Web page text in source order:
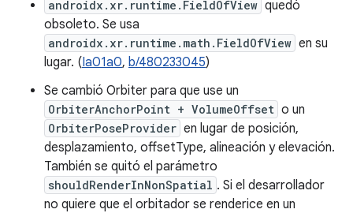
androidx.xr.runtime.FieldOfView quedó
obsoleto. Se usa
androidx.xr.runtime.math.FieldOfView en su
lugar. (Ia01a0, b/480233045)
Se cambió Orbiter para que use un
OrbiterAnchorPoint + VolumeOffset o un
OrbiterPoseProvider en lugar de posición,
desplazamiento, offsetType, alineación y elevación.
También se quitó el parámetro
shouldRenderInNonSpatial . Si el desarrollador
no quiere que el orbitador se renderice en un